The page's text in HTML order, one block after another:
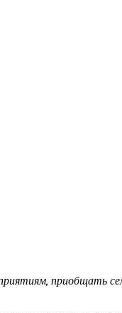
приобщать